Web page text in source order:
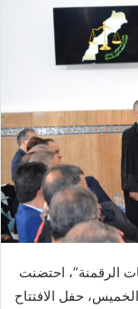
الرقمنة”، احتضنت
حفل الافتتاح